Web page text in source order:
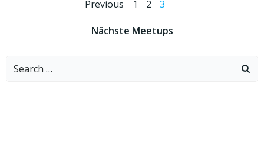
Posts
navigation
Previous
Posts
navigation
Page
1 Page
2 Page
3
Nächste Meetups
Search